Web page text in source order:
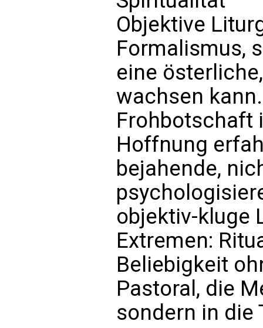
Objektive
Formalismus,
eine
wachsen
Frohbotschaft
Hoffnung
bejahende,
objektiv-kluge
Extremen:
Beliebigkeit
Pastoral, die
sondern in die